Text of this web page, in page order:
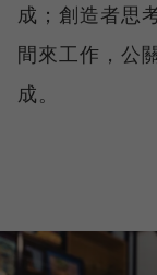
成；創造者思
間來工作，公
成。